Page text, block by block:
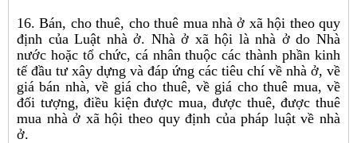
16. Bán, cho thuê, cho thuê mua nhà ở xã hội theo quy
định của Luật nhà ở. Nhà ở xã hội là nhà ở do Nhà
nước hoặc tổ chức, cá nhân thuộc các thành phần kinh
tế đầu tư xây dựng và đáp ứng các tiêu chí về nhà ở, về
giá bán nhà, về giá cho thuê, về giá cho thuê mua, về
đối tượng, điều kiện được mua, được thuê, được thuê
mua nhà ở xã hội theo quy định của pháp luật về nhà
ở.